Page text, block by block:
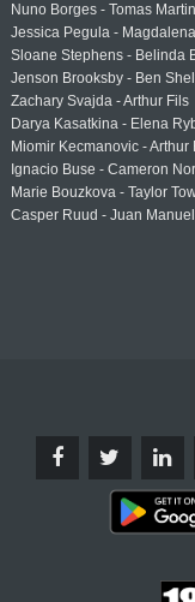
Nuno Borges - Tomas
Jessica Pegula -
Sloane Stephens - Belinda
Jenson Brooksby - Ben
Zachary Svajda - Arthur Fils
Darya Kasatkina - Elena
Miomir Kecmanovic - Arthur
Ignacio Buse - Cameron
Marie Bouzkova - Taylor
Casper Ruud - Juan